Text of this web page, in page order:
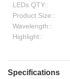
LEDs QTY::
Product Size::
Wavelength::
Highlight::
Specifications